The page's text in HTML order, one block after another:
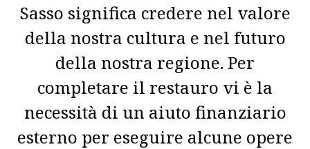
Sasso significa credere nel valore
della nostra cultura e nel futuro
della nostra regione. Per
completare il restauro vi è la
necessità di un aiuto finanziario
esterno per eseguire alcune opere